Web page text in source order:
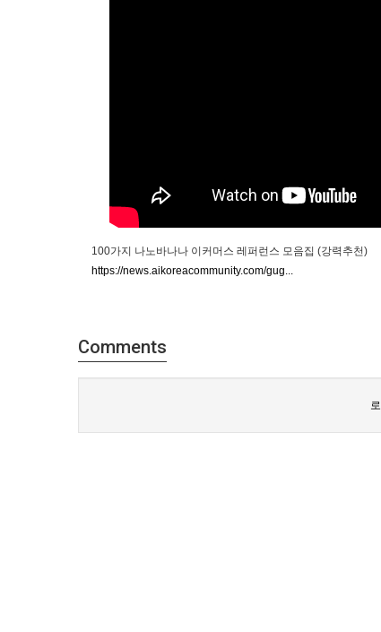
100가지 나노바나나 이커머스 레퍼런스 모음집 (강력추천)
https://news.aikoreacommunity.com/gug...
Comments